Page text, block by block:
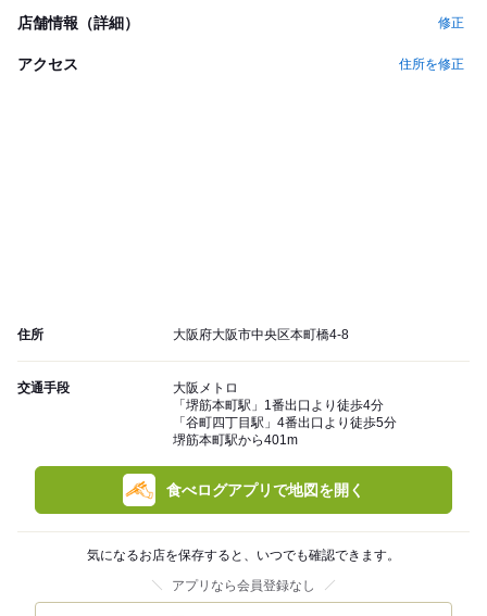
店舗情報（詳細） 修正
アクセス 住所を修正
住所 大阪府大阪市中央区本町橋4-8
交通手段
大阪メトロ
「堺筋本町駅」1番出口より徒歩4分
「谷町四丁目駅」4番出口より徒歩5分
堺筋本町駅から401m
食べログアプリで地図を開く
気になるお店を保存すると、いつでも確認できます。
アプリなら会員登録なし